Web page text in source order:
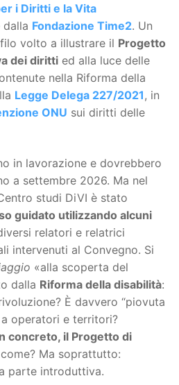
i Diritti e la Vita
dalla Fondazione Time2. Un
volto a illustrare il Progetto
dei diritti ed alla luce delle
nella Riforma della
Legge Delega 227/2021, in
ONU sui diritti delle
in lavorazione e dovrebbero
a settembre 2026. Ma nel
studi DiVI è stato
guidato utilizzando alcuni
relatori e relatrici
intervenuti al Convegno. Si
«alla scoperta del
dalla Riforma della disabilità:
È davvero “piovuta
a operatori e territori?
concreto, il Progetto di
Ma soprattutto:
parte introduttiva.